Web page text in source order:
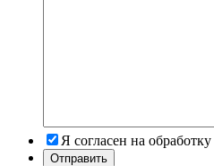
Я согласен на обработку